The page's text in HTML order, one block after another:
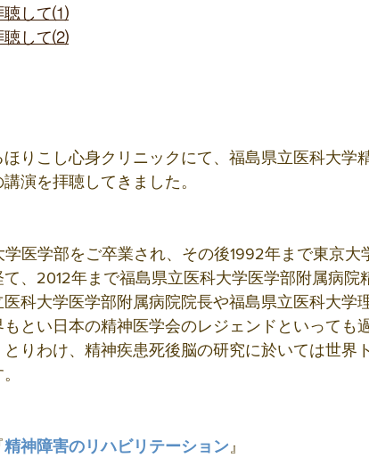
聴して⑴
聴して⑵
りこし心身クリニックにて、福島県立医科大学
講演を拝聴してきました。
医学部をご卒業され、その後1992年まで東京大
、2012年まで福島県立医科大学医学部附属病院
科大学医学部附属病院院長や福島県立医科大学
とい日本の精神医学会のレジェンドといっても
りわけ、精神疾患死後脳の研究に於いては世界
精神障害のリハビリテーション』